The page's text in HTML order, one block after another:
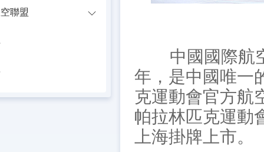
聯盟
中國國際航空
年，是中國唯一
克運動會官方航
帕拉林匹克運動
上海掛牌上市。